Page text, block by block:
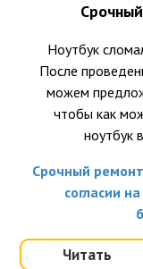
Ноутбук
После
можем
чтобы как
ноутбук
Срочный
согласии
Читать